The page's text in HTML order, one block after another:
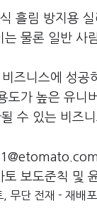
흘림 방지용
는 물론 일반 사
즈니스에 성공
도가 높은 유니
수 있는 비즈
보도준칙 및
무단 전재 - 재배포